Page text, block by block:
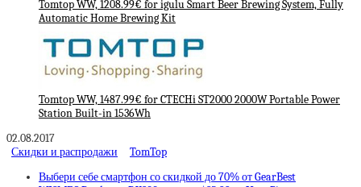
Tomtop WW, 1208.99€ for igulu Smart Beer Brewing System, Fully
Automatic Home Brewing Kit
Tomtop WW, 1487.99€ for CTECHi ST2000 2000W Portable Power
Station Built-in 1536Wh
02.08.2017
Скидки и распродажи
TomTop
Выбери себе смартфон со скидкой до 70% от GearBest